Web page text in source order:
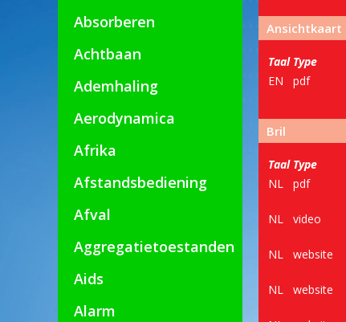
Absorberen
Achtbaan
Ademhaling
Aerodynamica
Afrika
Afstandsbediening
Afval
Aggregatietoestanden
Aids
Alarm
Ansichtkaart
Taal Type
EN
pdf
Bril
Taal Type
NL
pdf
NL
video
NL
website
NL
website